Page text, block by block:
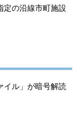
定の沿線市町施設
イル」が暗号解読